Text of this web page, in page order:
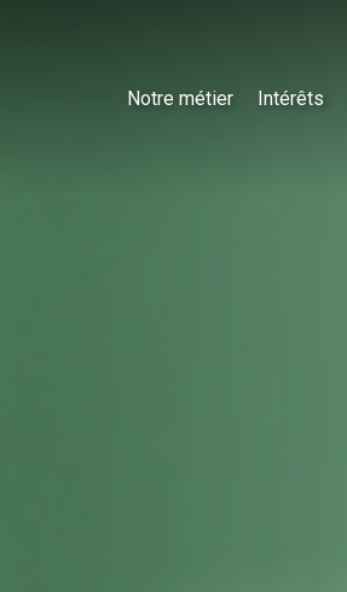
Notre métier Intérêts